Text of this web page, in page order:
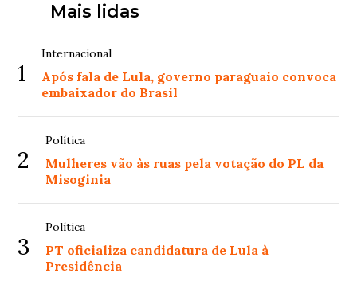
Mais lidas
1
Internacional
Após fala de Lula, governo paraguaio convoca
embaixador do Brasil
2
Política
Mulheres vão às ruas pela votação do PL da
Misoginia
3
Política
PT oficializa candidatura de Lula à
Presidência